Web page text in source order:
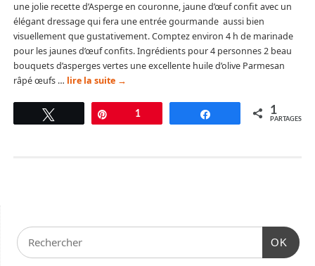
une jolie recette d’Asperge en couronne, jaune d’œuf confit avec un
élégant dressage qui fera une entrée gourmande aussi bien
visuellement que gustativement. Comptez environ 4 h de marinade
pour les jaunes d’œuf confits. Ingrédients pour 4 personnes 2 beau
bouquets d’asperges vertes une excellente huile d’olive Parmesan
râpé œufs … lire la suite →
Tweetez Épingle
1 Partagez 1
PARTAGES
OK